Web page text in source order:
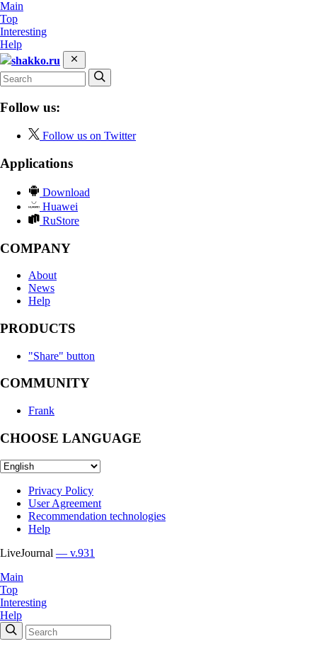
Main
Top
Interesting
Help
shakko.ru
Follow us:
Follow us on Twitter
Applications
Download
Huawei
RuStore
COMPANY
About
News
Help
PRODUCTS
"Share" button
COMMUNITY
Frank
CHOOSE LANGUAGE
Privacy Policy
User Agreement
Recommendation technologies
Help
LiveJournal — v.931
Main
Top
Interesting
Help